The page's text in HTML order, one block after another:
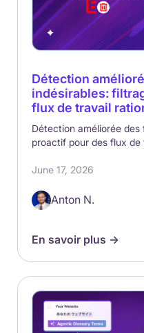
Détection
indésirables:
flux de travail
Détection améliorée
proactif pour des flux de
June 17, 2026
Anton N.
En savoir plus ->